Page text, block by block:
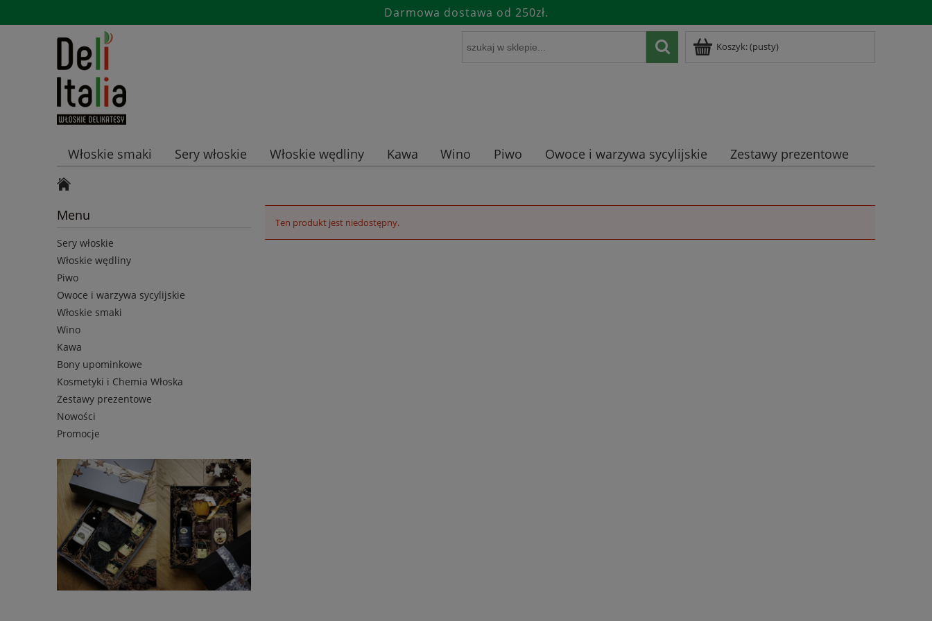
Darmowa dostawa od 250zł.
Koszyk:(pusty)
Włoskie smaki Sery włoskie Włoskie wędliny Kawa Wino Piwo Owoce i warzywa sycylijskie
Zestawy prezentowe
Promocje
Menu
Sery włoskie
Włoskie wędliny
Piwo
Owoce i warzywa sycylijskie
Włoskie smaki
Wino
Kawa
Bony upominkowe
Kosmetyki i Chemia Włoska
Zestawy prezentowe
Nowości
Promocje
Ten produkt jest niedostępny.